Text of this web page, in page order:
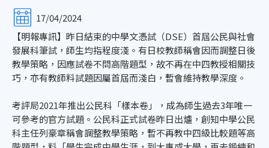
17/04/2024
【明報專訊】昨日結束的中學文憑試（DSE）首屆公民與社會
發展科筆試，師生均指程度淺。有日校教師稱會因而調整日後
教學策略，因應試卷不問高階題型，故不再在中四教授相關技
巧，亦有教師料試題因屬首屆而淺白，暫會維持教學深度。
考評局2021年推出公民科「樣本卷」，成為師生過去3年唯一
可參考的官方試題。公民科正式試卷昨日出爐，創知中學公民
科主任列豪章稱會調整教學策略，暫不再教中四級比較題等高